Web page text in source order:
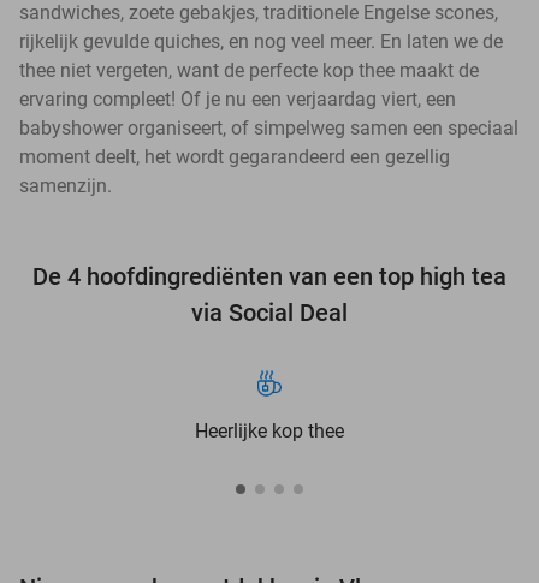
sandwiches, zoete gebakjes, traditionele Engelse scones,
rijkelijk gevulde quiches, en nog veel meer. En laten we de
thee niet vergeten, want de perfecte kop thee maakt de
ervaring compleet! Of je nu een verjaardag viert, een
babyshower organiseert, of simpelweg samen een speciaal
moment deelt, het wordt gegarandeerd een gezellig
samenzijn.
De 4 hoofdingrediënten van een top high tea
via Social Deal
Heerlijke kop thee